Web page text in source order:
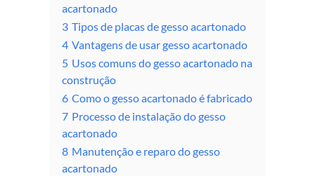
acartonado
3 Tipos de placas de gesso acartonado
4 Vantagens de usar gesso acartonado
5 Usos comuns do gesso acartonado na
construção
6 Como o gesso acartonado é fabricado
7 Processo de instalação do gesso
acartonado
8 Manutenção e reparo do gesso
acartonado